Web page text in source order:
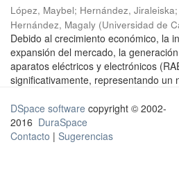
López, Maybel; Hernández, Jiraleiska;
Hernández, Magaly (Universidad de
Debido al crecimiento económico, la
expansión del mercado, la
aparatos eléctricos y electrónicos
significativamente, representando un
DSpace software copyright © 2002-
2016 DuraSpace
Contacto | Sugerencias